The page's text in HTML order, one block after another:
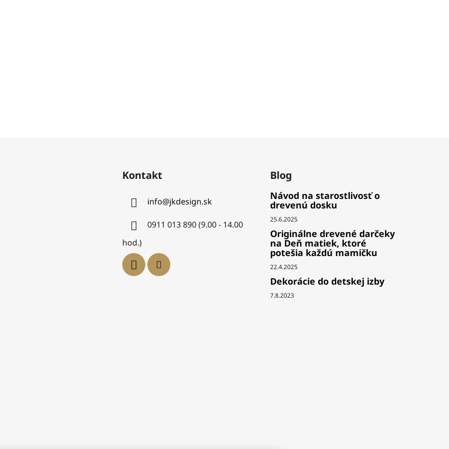
Kontakt
info@jkdesign.sk
0911 013 890 (9.00 - 14.00
hod.)
Blog
Návod na starostlivosť o
drevenú dosku
25.6.2025
Originálne drevené darčeky
na Deň matiek, ktoré
potešia každú mamičku
22.4.2025
Dekorácie do detskej izby
7.8.2023